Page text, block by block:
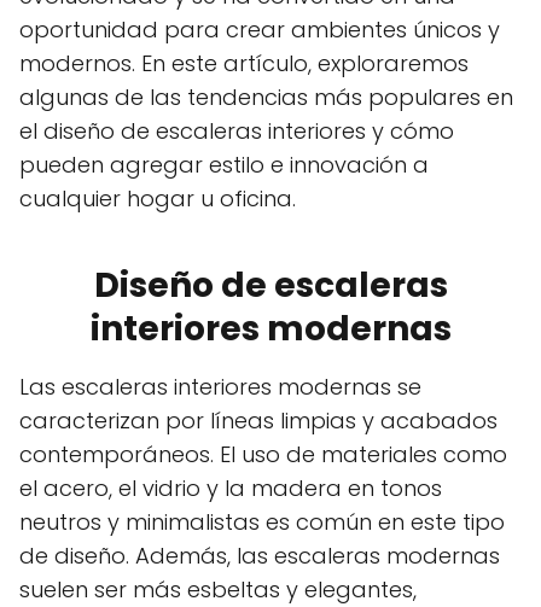
oportunidad para crear ambientes únicos y
modernos. En este artículo, exploraremos
algunas de las tendencias más populares en
el diseño de escaleras interiores y cómo
pueden agregar estilo e innovación a
cualquier hogar u oficina.
Diseño de escaleras
interiores modernas
Las escaleras interiores modernas se
caracterizan por líneas limpias y acabados
contemporáneos. El uso de materiales como
el acero, el vidrio y la madera en tonos
neutros y minimalistas es común en este tipo
de diseño. Además, las escaleras modernas
suelen ser más esbeltas y elegantes,